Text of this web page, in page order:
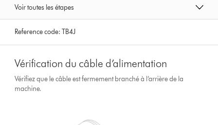
Voir toutes les étapes
Reference code:TB4J
Vérification du câble d’alimentation
Vérifiez que le câble est fermement branché à l’arrière de la
machine.